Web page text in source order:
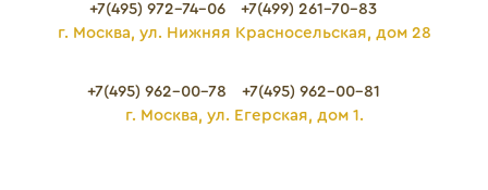
+7(495) 972-74-06
+7(499) 261-70-83
г. Москва, ул. Нижняя Красносельская, дом 28
+7(495) 962-00-78
+7(495) 962-00-81
г. Москва, ул. Егерская, дом 1.